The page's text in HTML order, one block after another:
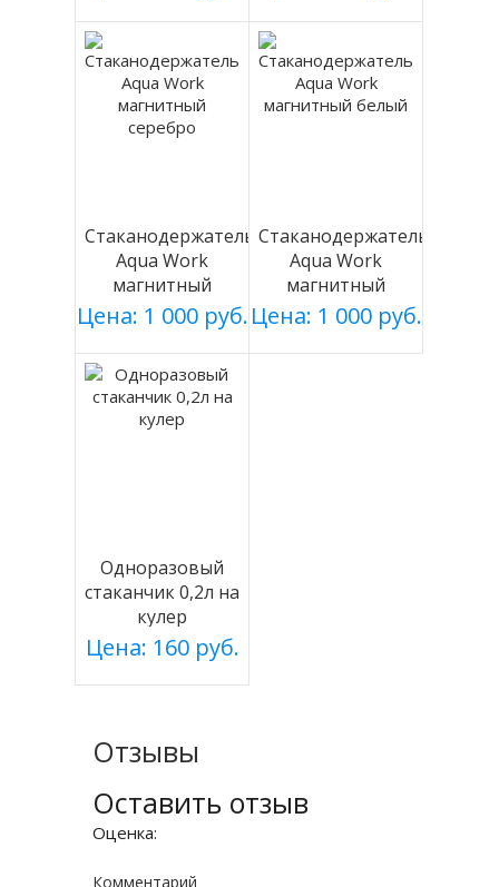
Стаканодержатель
Aqua Work
магнитный
серебро
Цена: 1 000 руб.
Стаканодержатель
Aqua Work
магнитный
белый
Цена: 1 000 руб.
Одноразовый
стаканчик 0,2л на
кулер
Цена: 160 руб.
Отзывы
Оставить отзыв
Оценка:
Комментарий